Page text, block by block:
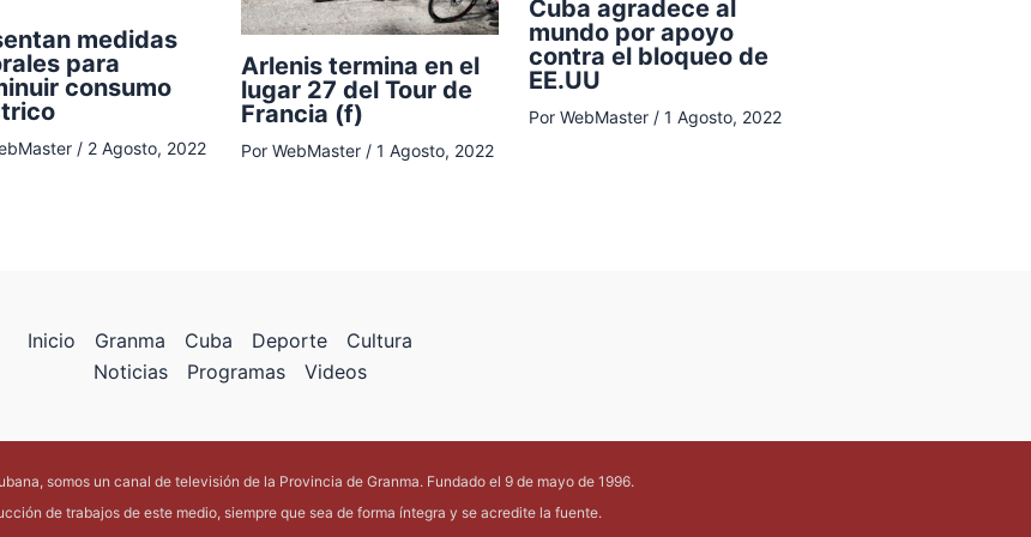
medidas
para
consumo
/ 2 Agosto, 2022
Arlenis termina en el
lugar 27 del Tour de
Francia (f)
Por WebMaster / 1 Agosto, 2022
Cuba agradece al
mundo por apoyo
contra el bloqueo de
EE.UU
Por WebMaster / 1 Agosto, 2022
Inicio Granma Cuba Deporte
Cultura
Noticias
Programas Videos
somos un canal de televisión de la Provincia de Granma. Fundado el 9 de mayo de 1996.
de trabajos de este medio, siempre que sea de forma íntegra y se acredite la fuente.